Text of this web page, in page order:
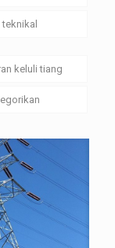
keluli tiang